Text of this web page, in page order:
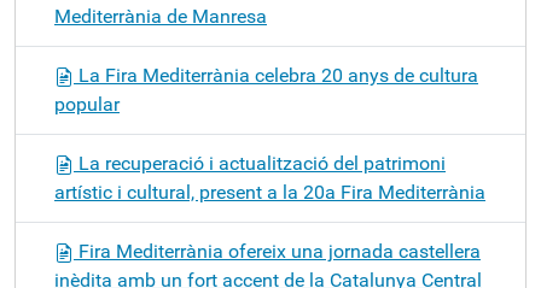
Mediterrània de Manresa
La Fira Mediterrània celebra 20 anys de cultura
popular
La recuperació i actualització del patrimoni
artístic i cultural, present a la 20a Fira Mediterrània
Fira Mediterrània ofereix una jornada castellera
inèdita amb un fort accent de la Catalunya Central